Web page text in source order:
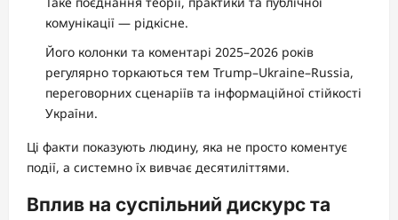
комунікації — рідкісне.
Його колонки та коментарі 2025–2026 років
регулярно торкаються тем Trump–Ukraine–Russia,
переговорних сценаріїв та інформаційної стійкості
України.
Ці факти показують людину, яка не просто коментує
події, а системно їх вивчає десятиліттями.
Вплив на суспільний дискурс та